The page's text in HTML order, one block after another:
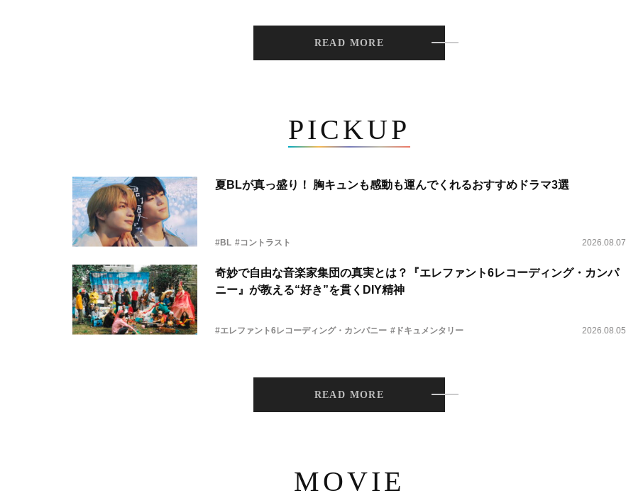
READ MORE
PICKUP
夏BLが真っ盛り！ 胸キュンも感動も運んでくれるおすすめドラマ3選
#BL #コントラスト 2026.08.07
奇妙で自由な音楽家集団の真実とは？『エレファント6レコーディング・カンパ
ニー』が教える“好き”を貫くDIY精神
#エレファント6レコーディング・カンパニー #ドキュメンタリー 2026.08.05
READ MORE
MOVIE